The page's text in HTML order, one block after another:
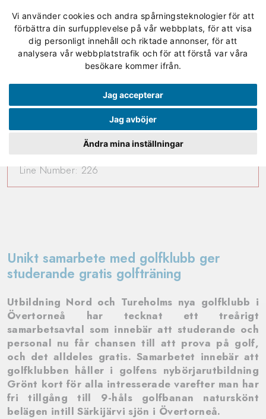
Vi använder cookies och andra spårningsteknologier för att
förbättra din surfupplevelse på vår webbplats, för att visa
dig personligt innehåll och riktade annonser, för att
analysera vår webbplatstrafik och för att förstå var våra
besökare kommer ifrån.
Jag accepterar
Jag avböjer
Ändra mina inställningar
A PHP Error was encountered
Severity: 8192
Message: preg_replace(): Passing null to parameter #3
($subject) of type array|string is deprecated
Filename: controllers/news_frontend.php
Line Number: 226
Unikt samarbete med golfklubb ger
studerande gratis golfträning
Utbildning Nord och Tureholms nya golfklubb i
Övertorneå har tecknat ett treårigt
samarbetsavtal som innebär att studerande och
personal nu får chansen till att prova på golf,
och det alldeles gratis. Samarbetet innebär att
golfklubben håller i golfens nybörjarutbildning
Grönt kort för alla intresserade varefter man har
fri tillgång till 9-håls golfbanan naturskönt
belägen intill Särkijärvi sjön i Övertorneå.